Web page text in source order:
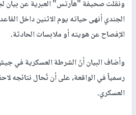
ونقلت صحيفة "هآرتس" العبرية عن بيان
الجندي أنهى حياته يوم الاثنين داخل
الإفصاح عن هويته أو ملابسات الحادثة.
وأضاف البيان أنّ الشرطة العسكرية في
رسمياً في الواقعة، على أن تُحال نتائجه
العسكري.